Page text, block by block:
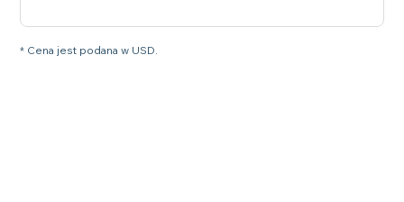
* Cena jest podana w USD.